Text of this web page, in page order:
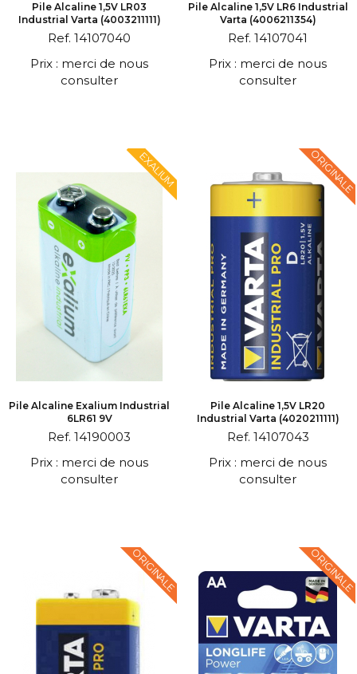
Pile Alcaline 1,5V LR03
Industrial Varta (4003211111)
Ref. 14107040
Prix : merci de nous
consulter
Pile Alcaline 1,5V LR6 Industrial
Varta (4006211354)
Ref. 14107041
Prix : merci de nous
consulter
EXALIUM
Pile Alcaline Exalium Industrial
6LR61 9V
Ref. 14190003
Prix : merci de nous
consulter
ORIGINALE
Pile Alcaline 1,5V LR20
Industrial Varta (4020211111)
Ref. 14107043
Prix : merci de nous
consulter
ORIGINALE ORIGINALE